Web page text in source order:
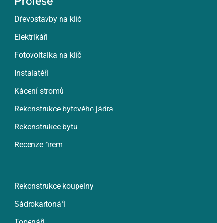
Dřevostavby na klíč
Elektrikáři
Fotovoltaika na klíč
Instalatéři
Kácení stromů
Rekonstrukce bytového jádra
Rekonstrukce bytu
Recenze firem
Rekonstrukce koupelny
Sádrokartonáři